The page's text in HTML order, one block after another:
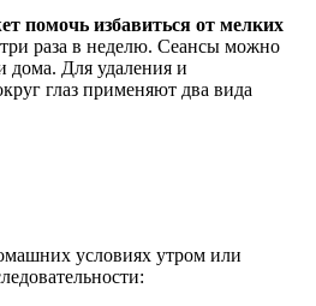
помочь избавиться от мелких
три раза в неделю. Сеансы можно
дома. Для удаления и
глаз применяют два вида
условиях утром или